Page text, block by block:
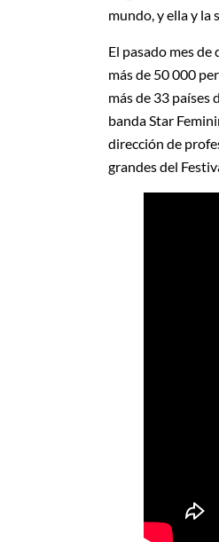
mundo, y ella y la
El pasado mes
más de 50 000
más de 33 países
banda Star
dirección de
grandes del